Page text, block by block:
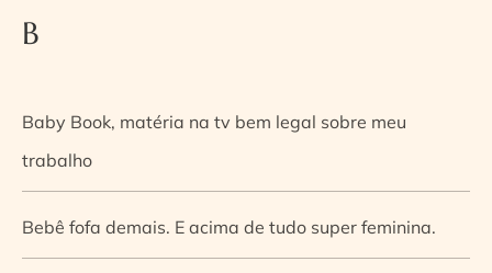
B
Baby Book, matéria na tv bem legal sobre meu
trabalho
Bebê fofa demais. E acima de tudo super feminina.